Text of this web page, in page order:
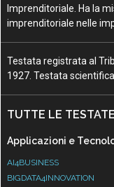
Imprenditoriale. Ha la
imprenditoriale nelle
Testata registrata al
1927. Testata
TUTTE LE TESTATE
Applicazioni e
AI4BUSINESS
BIGDATA4INNOVATION